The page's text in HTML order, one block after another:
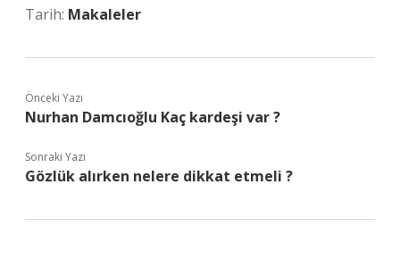
Tarih: Makaleler
Önceki Yazı
Nurhan Damcıoğlu Kaç kardeşi var ?
Sonraki Yazı
Gözlük alırken nelere dikkat etmeli ?